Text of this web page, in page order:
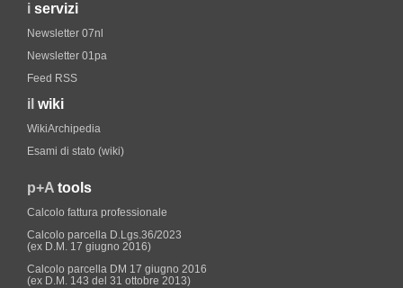
i servizi
Newsletter 07nl
Newsletter 01pa
Feed RSS
il wiki
WikiArchipedia
Esami di stato (wiki)
p+A tools
Calcolo fattura professionale
Calcolo parcella D.Lgs.36/2023
(ex D.M. 17 giugno 2016)
Calcolo parcella DM 17 giugno 2016
(ex D.M. 143 del 31 ottobre 2013)